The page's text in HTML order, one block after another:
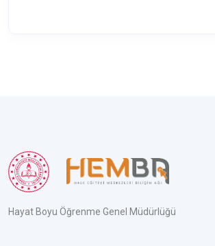
Hayat Boyu Öğrenme Genel Müdürlüğü